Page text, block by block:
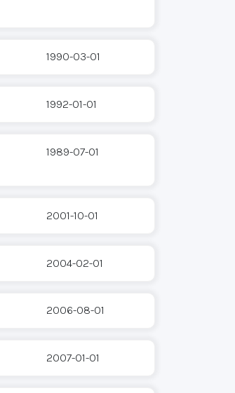
1990-03-01
1992-01-01
1989-07-01
2001-10-01
2004-02-01
2006-08-01
2007-01-01